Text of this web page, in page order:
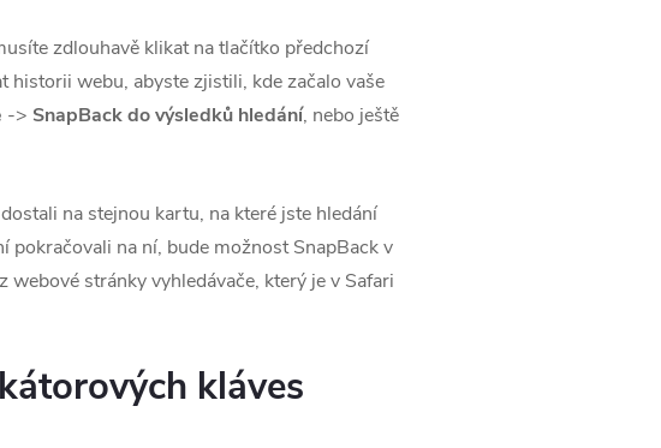
zdlouhavě klikat na tlačítko předchozí
historii webu, abyste zjistili, kde začalo vaše
-> SnapBack do výsledků hledání, nebo ještě
na stejnou kartu, na které jste hledání
pokračovali na ní, bude možnost SnapBack v
stránky vyhledávače, který je v Safari
kláves